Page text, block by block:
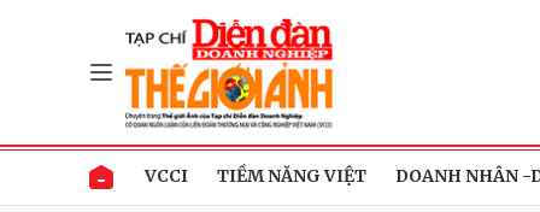
VCCI TIỀM NĂNG VIỆT DOANH NHÂN -